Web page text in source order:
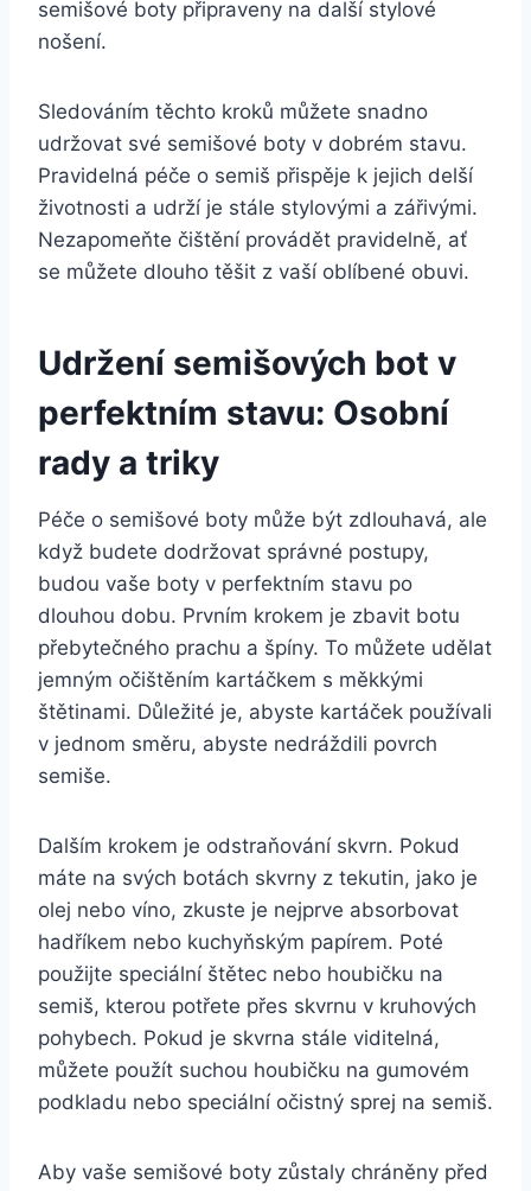
semišové boty připraveny na další stylové
nošení.
Sledováním těchto kroků můžete ‍snadno
udržovat⁢ své semišové boty v ⁣dobrém stavu.
Pravidelná péče o semiš​ přispěje k jejich ‍delší
životnosti a udrží ‌je stále stylovými a ⁤zářivými. ​
Nezapomeňte čištění provádět pravidelně, ať
se můžete dlouho těšit z ‌vaší ⁢oblíbené⁤ obuvi.
Udržení semišových ​bot v
perfektním stavu: Osobní
rady a triky
Péče o semišové boty ⁢může být zdlouhavá, ale
‌když budete⁢ dodržovat ⁤správné postupy,⁢
budou vaše boty v perfektním stavu ​po
dlouhou dobu. Prvním‍ krokem je ⁤zbavit ⁣botu
přebytečného prachu ​a špíny. To můžete udělat
jemným očištěním ‍kartáčkem s měkkými
štětinami. Důležité je, abyste ⁢kartáček ‌používali
v jednom směru, abyste nedráždili povrch
semiše.
Dalším ‍krokem je odstraňování skvrn. ‌Pokud
⁢máte na⁢ svých botách skvrny ⁣z tekutin, jako je
olej nebo víno, ⁢zkuste‌ je nejprve ⁤absorbovat
hadříkem‌ nebo kuchyňským papírem. Poté
použijte speciální‍ štětec nebo houbičku na
semiš, ​kterou potřete ⁢přes ⁢skvrnu v kruhových
pohybech. Pokud je skvrna stále viditelná,
můžete použít suchou houbičku na gumovém
podkladu ⁣nebo speciální očistný sprej ‌na semiš.
Aby vaše semišové ⁤boty zůstaly chráněny před